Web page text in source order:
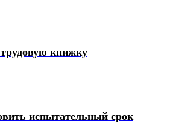
книжку
испытательный срок